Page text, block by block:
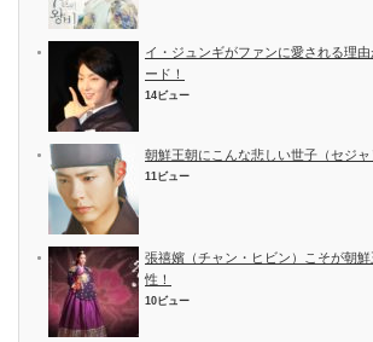
イ・ジュンギがファンに愛される理
ード！
14ビュー
朝鮮王朝にこんな悲しい世子（セジ
11ビュー
張禧嬪（チャン・ヒビン）こそが朝
性！
10ビュー